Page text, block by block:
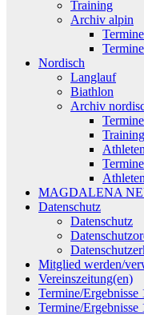
Training
Archiv alpin
Nordisch
Langlauf
Biathlon
Archiv
MAGDALENA
Datenschutz
Datenschutz
Mitglied werden/
Vereinszeitung(en)
Termine/Ergebnisse
Termine/Ergebnisse